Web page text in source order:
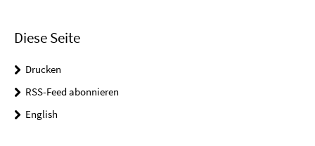
Diese Seite
Drucken
RSS-Feed abonnieren
English